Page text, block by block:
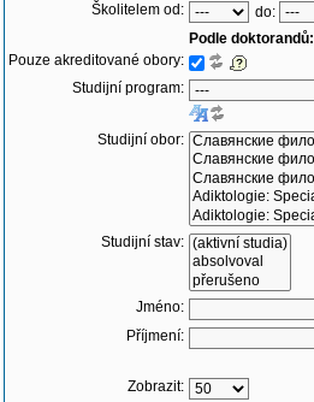
Školitelem od:
do:
Podle doktorandů:
Pouze akreditované obory:
Studijní program:
Studijní obor:
Studijní stav:
Jméno:
Příjmení:
Zobrazit: